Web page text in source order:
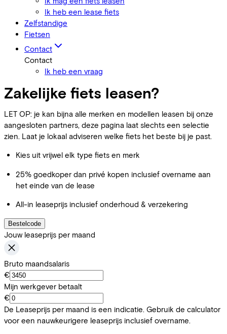
Ik heb een lease fiets
Zelfstandige
Fietsen
Contact
Contact
Ik heb een vraag
Zakelijke fiets leasen?
LET OP: je kan bijna alle merken en modellen leasen bij onze
aangesloten partners, deze pagina laat slechts een selectie
zien. Laat je lokaal adviseren welke fiets het beste bij je past.
Kies uit vrijwel elk type fiets en merk
25% goedkoper dan privé kopen inclusief overname aan
het einde van de lease
All-in leaseprijs inclusief onderhoud & verzekering
Bestelcode
Jouw leaseprijs per maand
Bruto maandsalaris
€
Mijn werkgever betaalt
€
De Leaseprijs per maand is een indicatie. Gebruik de calculator
voor een nauwkeurigere leaseprijs inclusief overname.